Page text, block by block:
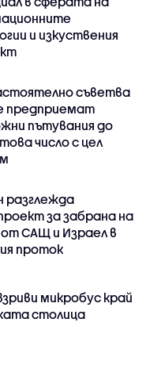
и изкуствения
съветва
предприемат
пътувания до
число с цел
разглежда
за забрана на
САЩ и Израел в
проток
микробус край
столица